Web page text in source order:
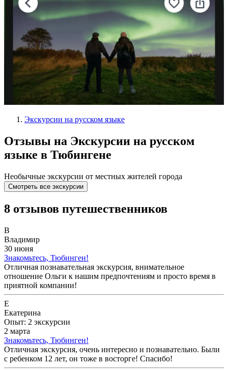
Экскурсии на русском языке
Отзывы на Экскурсии на русском
языке в Тюбингене
Необычные экскурсии от местных жителей города
Смотреть все экскурсии
8 отзывов путешественников
В
Владимир
30 июня
Знакомьтесь, Тюбинген!
Отличная познавательная экскурсия, внимательное
отношение Ольги к нашим предпочтениям и просто время в
приятной компании!
Е
Екатерина
Опыт: 2 экскурсии
2 марта
Знакомьтесь, Тюбинген!
Отличная экскурсия, очень интересно и познавательно. Были
с ребенком 12 лет, он тоже в восторге! Спасибо!